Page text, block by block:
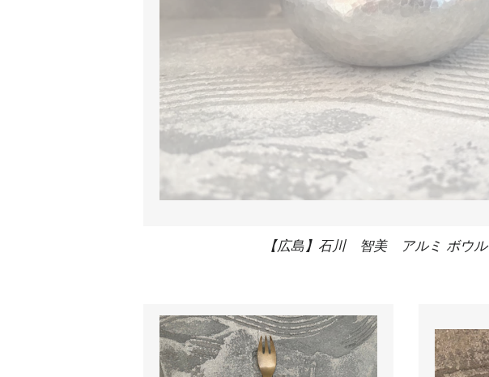
【広島】石川 智美 アルミ ボウル